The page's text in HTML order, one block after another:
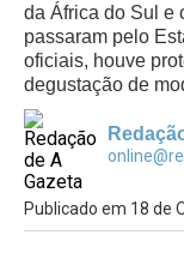
da África do Sul e
passaram pelo
oficiais, houve
degustação de
Publicado em 18 de